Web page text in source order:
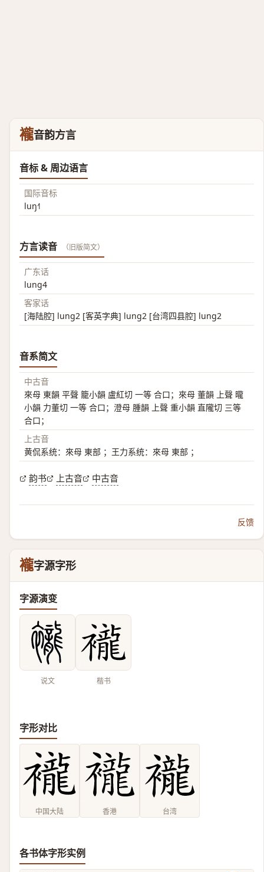
襱音韵方言
音标 & 周边语言
国际音标
luŋ˧˥
方言读音 （旧版简文）
广东话
lung4
客家话
[海陆腔] lung2 [客英字典] lung2 [台湾四县腔] lung2
音系简文
中古音
來母 東韻 平聲 籠小韻 盧紅切 一等 合口；來母 董韻 上聲 曨
小韻 力董切 一等 合口；澄母 腫韻 上聲 重小韻 直隴切 三等
合口；
上古音
黄侃系统：來母 東部 ；王力系统：來母 東部 ；
韵书 上古音 中古音
反馈
襱字源字形
字源演变
说文 楷书
字形对比
中国大陆 香港 台湾
各书体字形实例